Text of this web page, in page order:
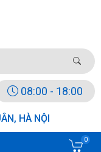
08:00 - 18:00
HÀ NỘI
0